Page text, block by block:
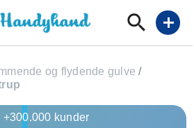
add
og flydende gulve /
+300.000 kunder